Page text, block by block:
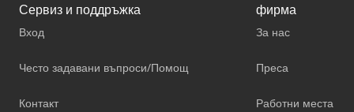
Сервиз и поддръжка
Вход
Често задавани въпроси/Помощ
Контакт
фирма
За нас
Преса
Работни места